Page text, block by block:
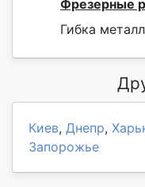
Фрезерные
Гибка
Киев, Днепр,
Запорожье